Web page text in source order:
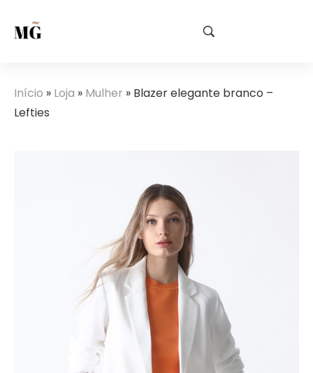
Início » Loja » Mulher » Blazer elegante branco –
Lefties